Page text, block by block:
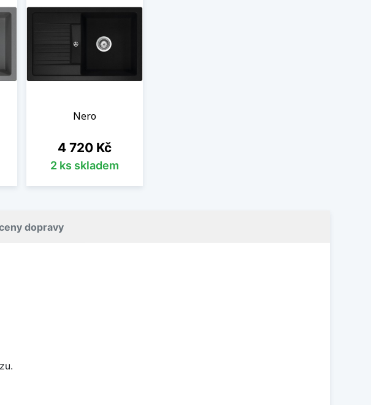
Nero
Cena
4 720 Kč
2 ks skladem
dopravy